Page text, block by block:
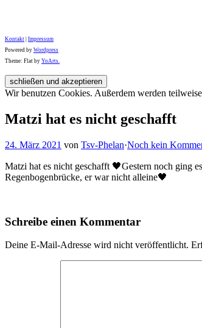
Kontakt Impressum
Powered by Wordpress
Theme: Flat by YoArts.
Wir benutzen Cookies. Außerdem werden
Matzi hat es nicht geschafft
24. März 2021 von Tsv-Phelan·Noch kein
Matzi hat es nicht geschafft 🖤Gestern noch ging
Regenbogenbrücke, er war nicht alleine🖤
Schreibe einen Kommentar
Deine E-Mail-Adresse wird nicht veröffentlicht.